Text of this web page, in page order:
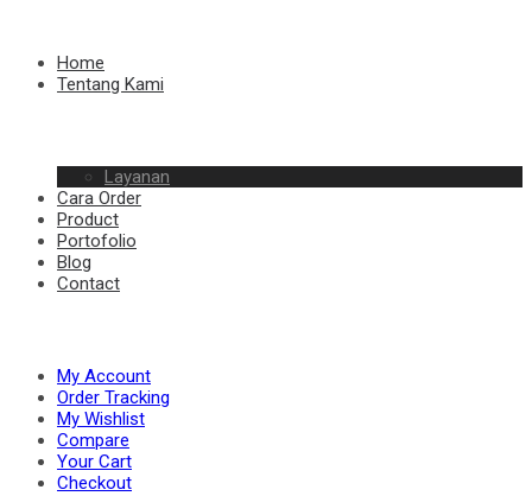
–
BAG
KERTAS
PAPER
Home
Tentang Kami
Layanan
Cara Order
Product
Portofolio
Blog
Contact
My Account
Order Tracking
My Wishlist
Compare
Your Cart
Checkout